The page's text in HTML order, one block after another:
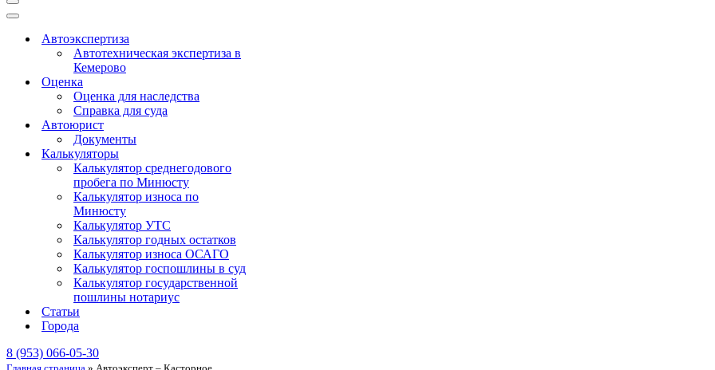
Меню
навигации
Меню
навигацииАвтоэкспертиза
Автотехническая экспертиза в
Кемерово
Оценка
Оценка для наследства
Справка для суда
Автоюрист
Документы
Калькуляторы
Калькулятор среднегодового
пробега по Минюсту
Калькулятор износа по
Минюсту
Калькулятор УТС
Калькулятор годных остатков
Калькулятор износа ОСАГО
Калькулятор госпошлины в суд
Калькулятор государственной
пошлины нотариус
Статьи
Города
8 (953) 066-05-30